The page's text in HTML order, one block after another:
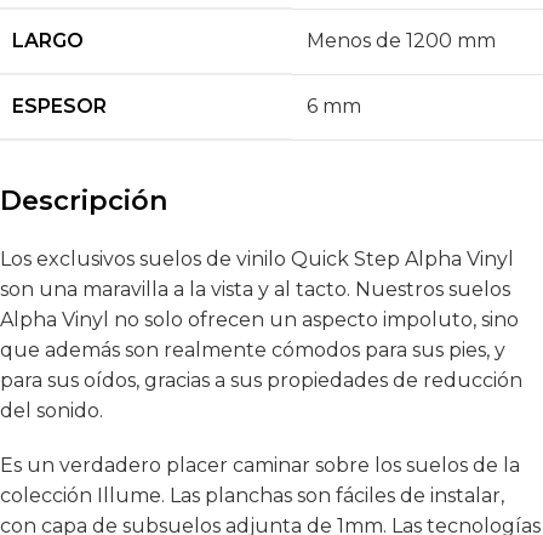
LARGO Menos de 1200 mm
ESPESOR 6 mm
Descripción
Los exclusivos suelos de vinilo Quick Step Alpha Vinyl
son una maravilla a la vista y al tacto. Nuestros suelos
Alpha Vinyl no solo ofrecen un aspecto impoluto, sino
que además son realmente cómodos para sus pies, y
para sus oídos, gracias a sus propiedades de reducción
del sonido.
Es un verdadero placer caminar sobre los suelos de la
colección Illume. Las planchas son fáciles de instalar,
con capa de subsuelos adjunta de 1mm. Las tecnologías